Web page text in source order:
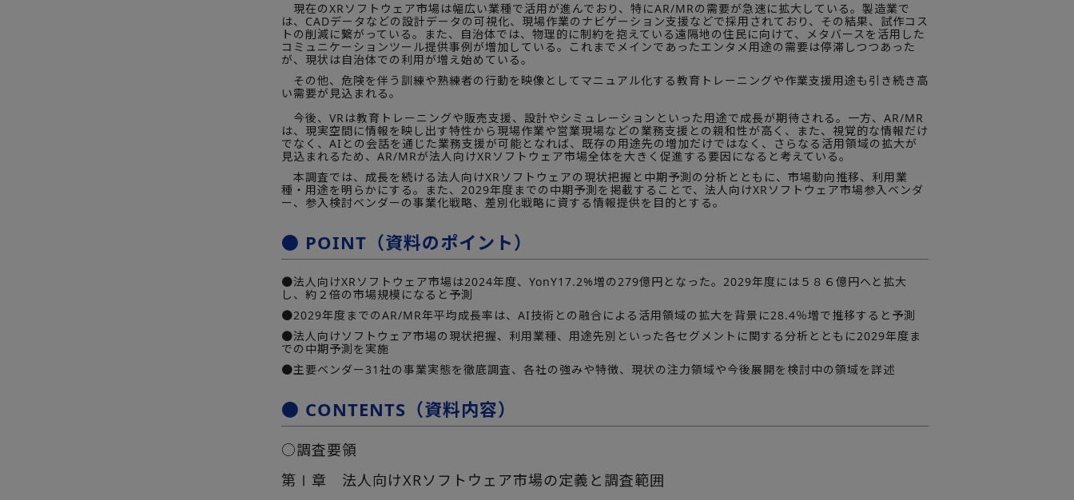
現在のXRソフトウェア市場は幅広い業種で活用が進んでおり、特にAR/MRの需要が急速に拡大している。製造業で
は、CADデータなどの設計データの可視化、現場作業のナビゲーション支援などで採用されており、その結果、試作コス
トの削減に繋がっている。また、自治体では、物理的に制約を抱えている遠隔地の住民に向けて、メタバースを活用した
コミュニケーションツール提供事例が増加している。これまでメインであったエンタメ用途の需要は停滞しつつあった
が、現状は自治体での利用が増え始めている。
その他、危険を伴う訓練や熟練者の行動を映像としてマニュアル化する教育トレーニングや作業支援用途も引き続き高
い需要が見込まれる。
今後、VRは教育トレーニングや販売支援、設計やシミュレーションといった用途で成長が期待される。一方、AR/MR
は、現実空間に情報を映し出す特性から現場作業や営業現場などの業務支援との親和性が高く、また、視覚的な情報だけ
でなく、AIとの会話を通じた業務支援が可能となれば、既存の用途先の増加だけではなく、さらなる活用領域の拡大が
見込まれるため、AR/MRが法人向けXRソフトウェア市場全体を大きく促進する要因になると考えている。
本調査では、成長を続ける法人向けXRソフトウェアの現状把握と中期予測の分析とともに、市場動向推移、利用業
種・用途を明らかにする。また、2029年度までの中期予測を掲載することで、法人向けXRソフトウェア市場参入ベンダ
ー、参入検討ベンダーの事業化戦略、差別化戦略に資する情報提供を目的とする。
● POINT（資料のポイント）
●法人向けXRソフトウェア市場は2024年度、YonY17.2%増の279億円となった。2029年度には５８６億円へと拡大
し、約２倍の市場規模になると予測
●2029年度までのAR/MR年平均成長率は、AI技術との融合による活用領域の拡大を背景に28.4％増で推移すると予測
●法人向けソフトウェア市場の現状把握、利用業種、用途先別といった各セグメントに関する分析とともに2029年度ま
での中期予測を実施
●主要ベンダー31社の事業実態を徹底調査、各社の強みや特徴、現状の注力領域や今後展開を検討中の領域を詳述
● CONTENTS（資料内容）
○調査要領
第Ⅰ章 法人向けXRソフトウェア市場の定義と調査範囲